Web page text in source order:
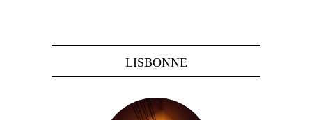
LISBONNE